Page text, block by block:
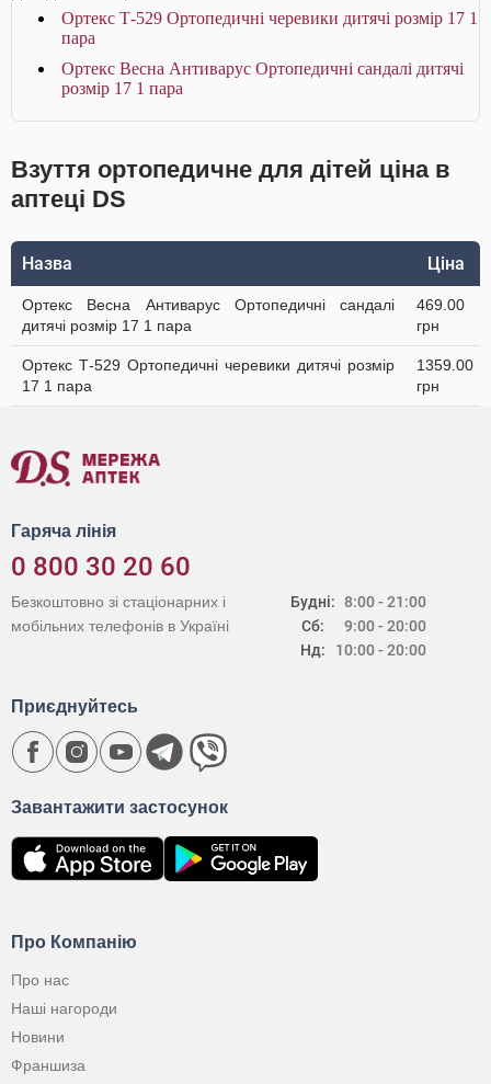
Ортекс Т-529 Ортопедичні черевики дитячі розмір 17 1
пара
Ортекс Весна Антиварус Ортопедичні сандалі дитячі
розмір 17 1 пара
Взуття ортопедичне для дітей ціна в
аптеці DS
Назва Ціна
Ортекс Весна Антиварус Ортопедичні сандалі
дитячі розмір 17 1 пара
469.00
грн
Ортекс Т-529 Ортопедичні черевики дитячі розмір
17 1 пара
1359.00
грн
Гаряча лінія
0 800 30 20 60
Будні:
Сб:
Нд:
8:00 - 21:00
9:00 - 20:00
10:00 - 20:00
Безкоштовно зі стаціонарних і
мобільних телефонів в Україні
Про Компанію
Про нас
Наші нагороди
Новини
Франшиза
Завантажити застосунок
Приєднуйтесь